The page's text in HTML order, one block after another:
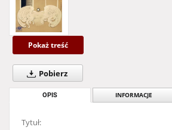
Pokaż treść
Pobierz
OPIS INFORMACJE
Tytuł: